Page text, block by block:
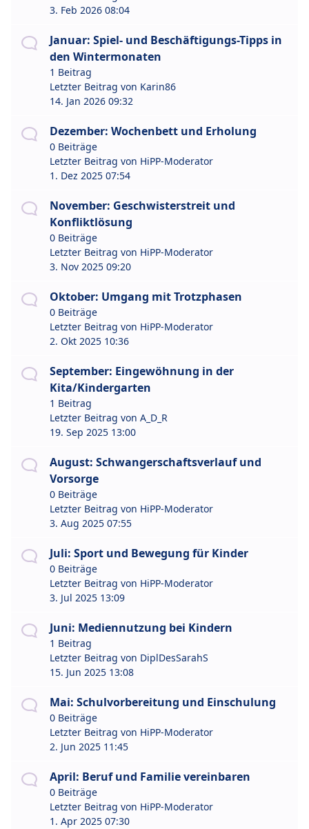
3. Feb 2026 08:04
Januar: Spiel- und Beschäftigungs-Tipps in
den Wintermonaten
1 Beitrag
Letzter Beitrag von Karin86
14. Jan 2026 09:32
Dezember: Wochenbett und Erholung
0 Beiträge
Letzter Beitrag von HiPP-Moderator
1. Dez 2025 07:54
November: Geschwisterstreit und
Konfliktlösung
0 Beiträge
Letzter Beitrag von HiPP-Moderator
3. Nov 2025 09:20
Oktober: Umgang mit Trotzphasen
0 Beiträge
Letzter Beitrag von HiPP-Moderator
2. Okt 2025 10:36
September: Eingewöhnung in der
Kita/Kindergarten
1 Beitrag
Letzter Beitrag von A_D_R
19. Sep 2025 13:00
August: Schwangerschaftsverlauf und
Vorsorge
0 Beiträge
Letzter Beitrag von HiPP-Moderator
3. Aug 2025 07:55
Juli: Sport und Bewegung für Kinder
0 Beiträge
Letzter Beitrag von HiPP-Moderator
3. Jul 2025 13:09
Juni: Mediennutzung bei Kindern
1 Beitrag
Letzter Beitrag von DiplDesSarahS
15. Jun 2025 13:08
Mai: Schulvorbereitung und Einschulung
0 Beiträge
Letzter Beitrag von HiPP-Moderator
2. Jun 2025 11:45
April: Beruf und Familie vereinbaren
0 Beiträge
Letzter Beitrag von HiPP-Moderator
1. Apr 2025 07:30